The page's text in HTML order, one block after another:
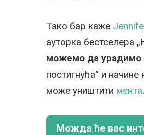
Тако бар каже
ауторка бестселера „
можемо да урадимо
постигнућа“ и
може уништити
Можда ће вас